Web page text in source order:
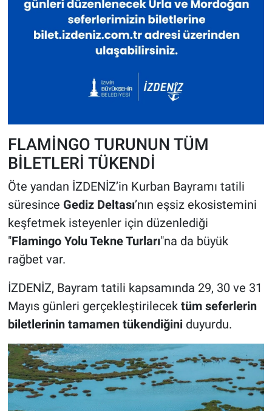
FLAMİNGO TURUNUN TÜM
BİLETLERİ TÜKENDİ
Öte yandan İZDENİZ’in Kurban Bayramı tatili
süresince Gediz Deltası’nın eşsiz ekosistemini
keşfetmek isteyenler için düzenlediği
"Flamingo Yolu Tekne Turları"na da büyük
rağbet var.
İZDENİZ, Bayram tatili kapsamında 29, 30 ve 31
Mayıs günleri gerçekleştirilecek tüm seferlerin
biletlerinin tamamen tükendiğini duyurdu.